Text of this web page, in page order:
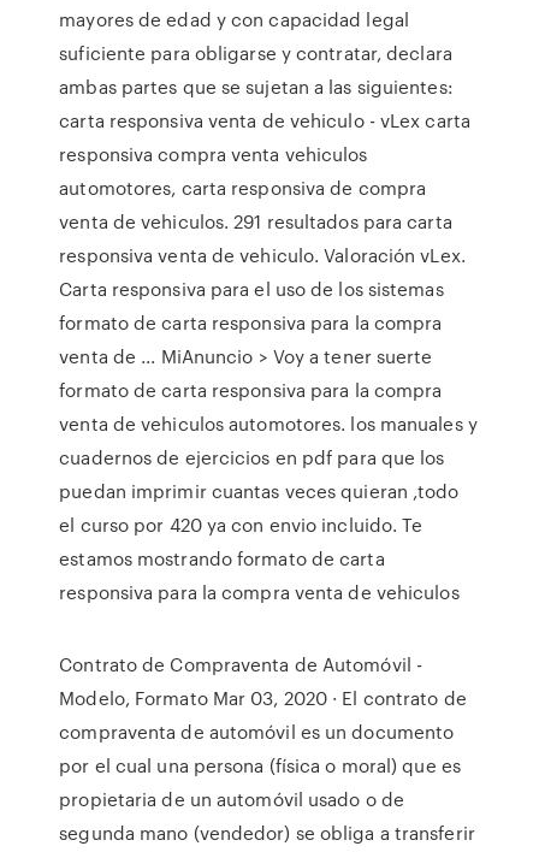
mayores de edad y con capacidad legal
suficiente para obligarse y contratar, declara
ambas partes que se sujetan a las siguientes:
carta responsiva venta de vehiculo - vLex carta
responsiva compra venta vehiculos
automotores, carta responsiva de compra
venta de vehiculos. 291 resultados para carta
responsiva venta de vehiculo. Valoración vLex.
Carta responsiva para el uso de los sistemas
formato de carta responsiva para la compra
venta de ... MiAnuncio > Voy a tener suerte
formato de carta responsiva para la compra
venta de vehiculos automotores. los manuales y
cuadernos de ejercicios en pdf para que los
puedan imprimir cuantas veces quieran ,todo
el curso por 420 ya con envio incluido. Te
estamos mostrando formato de carta
responsiva para la compra venta de vehiculos
Contrato de Compraventa de Automóvil -
Modelo, Formato Mar 03, 2020 · El contrato de
compraventa de automóvil es un documento
por el cual una persona (física o moral) que es
propietaria de un automóvil usado o de
segunda mano (vendedor) se obliga a transferir